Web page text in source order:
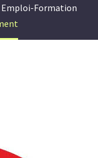
Emploi-Formation